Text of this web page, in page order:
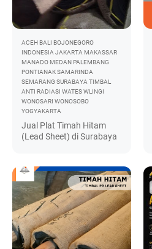
ACEH BALI BOJONEGORO
INDONESIA JAKARTA MAKASSAR
MANADO MEDAN PALEMBANG
PONTIANAKSAMARINDA
SEMARANG SURABAYA TIMBAL
ANTI RADIASI WATESWLINGI
WONOSARI WONOSOBO
YOGYAKARTA
Jual Plat Timah Hitam
(Lead Sheet) di Surabaya